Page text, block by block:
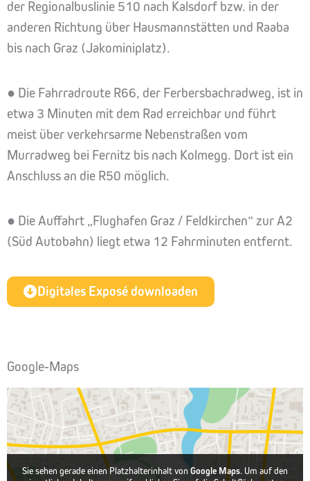
der Regionalbuslinie 510 nach Kalsdorf bzw. in der
anderen Richtung über Hausmannstätten und Raaba
bis nach Graz (Jakominiplatz).
● Die Fahrradroute R66, der Ferbersbachradweg, ist in
etwa 3 Minuten mit dem Rad erreichbar und führt
meist über verkehrsarme Nebenstraßen vom
Murradweg bei Fernitz bis nach Kolmegg. Dort ist ein
Anschluss an die R50 möglich.
● Die Auffahrt „Flughafen Graz / Feldkirchen“ zur A2
(Süd Autobahn) liegt etwa 12 Fahrminuten entfernt.
Digitales Exposé downloaden
Google-Maps
Sie sehen gerade einen Platzhalterinhalt vonGoogle Maps. Um auf den